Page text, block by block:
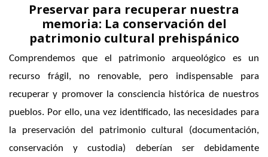
Preservar para recuperar nuestra
memoria: La conservación del
patrimonio cultural prehispánico
Comprendemos que el patrimonio arqueológico es un
recurso frágil, no renovable, pero indispensable para
recuperar y promover la consciencia histórica de nuestros
pueblos. Por ello, una vez identificado, las necesidades para
la preservación del patrimonio cultural (documentación,
conservación y custodia) deberían ser debidamente